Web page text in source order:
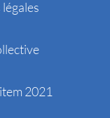
2021